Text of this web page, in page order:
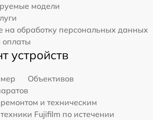
модели
на обработку персональных данных
оплаты
устройств
Объективов
и техническим
Fujifilm по истечении